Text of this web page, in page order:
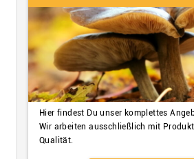
Hier findest Du unser komplettes
Wir arbeiten ausschließlich mit
Qualität.